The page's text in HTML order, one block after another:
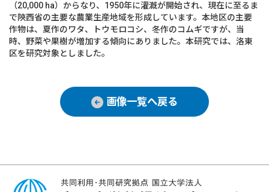
（20,000 ha）からなり、1950年に灌漑が開始され、現在に至るま
で陝西省の主要な農業生産地域を形成しています。本地区の主要
作物は、夏作のワタ、トウモロコシ、冬作のコムギですが、当
時、野菜や果樹が増加する傾向にありました。本研究では、洛東
区を研究対象としました。
画像一覧へ戻る